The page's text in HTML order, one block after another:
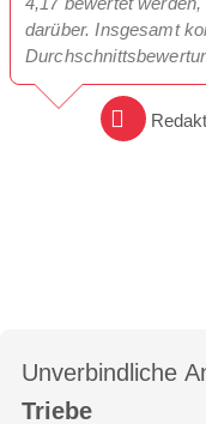
darüber. Insgesamt
Unverbindliche
Triebe